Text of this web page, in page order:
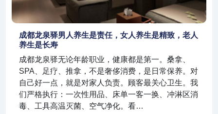
成都龙泉驿男人养生是责任，女人养生是精致，老人
养生是长寿
成都龙泉驿无论年龄职业，健康都是第一。桑拿、
SPA、足疗、推拿，不是奢侈消费，是日常保养。对
自己好一点，就是对家人负责。顾客最关心卫生。我
们严格执行：一次性用品、床单一客一换、冲淋区消
毒、工具高温灭菌、空气净化。看…